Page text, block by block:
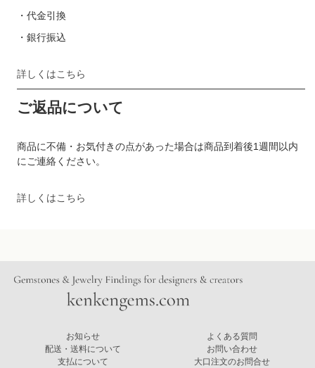
・代金引換
・銀行振込
詳しくはこちら
ご返品について
商品に不備・お気付きの点があった場合は商品到着後1週間以内
にご連絡ください。
詳しくはこちら
お知らせ
配送・送料について
支払について
よくある質問
お問い合わせ
大口注文のお問合せ